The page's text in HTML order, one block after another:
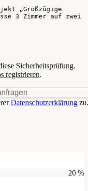
Sicherheitsprüfung.
registrieren.
Datenschutzerklärung zu.
20 %